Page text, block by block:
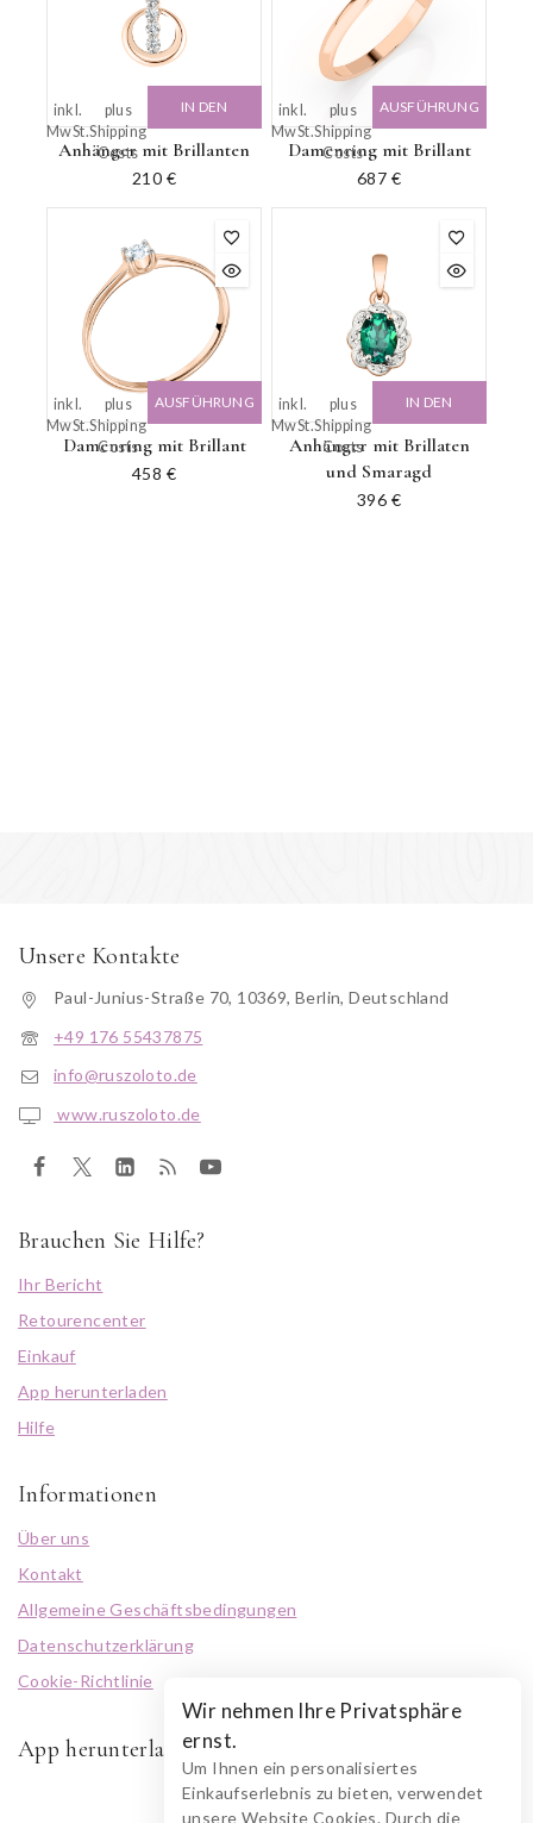
Anhänger mit Brillanten
210 €
inkl.
MwSt.
plus
Shipping
Costs
IN DEN
Damenring mit Brillant
687 €
inkl.
MwSt.
plus
Shipping
Costs
AUSFÜHRUNG
Damenring mit Brillant
458 €
inkl.
MwSt.
plus
Shipping
Costs
AUSFÜHRUNG
Anhänger mit Brillaten
und Smaragd
396 €
inkl.
MwSt.
plus
Shipping
Costs
IN DEN
Unsere Kontakte
Paul-Junius-Straße 70, 10369, Berlin, Deutschland
+49 176 55437875
info@ruszoloto.de
www.ruszoloto.de
Brauchen Sie Hilfe?
Ihr Bericht
Retourencenter
Einkauf
App herunterladen
Hilfe
Informationen
Über uns
Kontakt
Allgemeine Geschäftsbedingungen
Datenschutzerklärung
Cookie-Richtlinie
App herunterladen
Wir nehmen Ihre Privatsphäre
ernst.
Um Ihnen ein personalisiertes
Einkaufserlebnis zu bieten, verwendet
unsere Website Cookies. Durch die